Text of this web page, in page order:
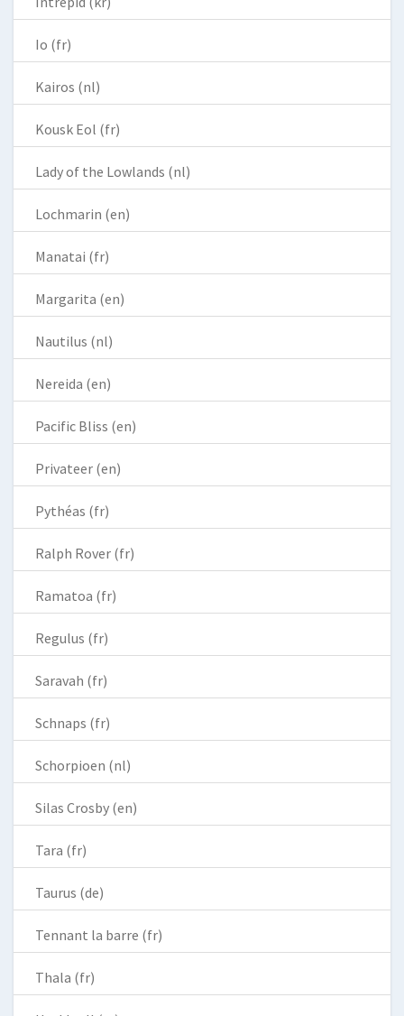
Io (fr)
Kairos (nl)
Kousk Eol (fr)
Lady of the Lowlands (nl)
Lochmarin (en)
Manatai (fr)
Margarita (en)
Nautilus (nl)
Nereida (en)
Pacific Bliss (en)
Privateer (en)
Pythéas (fr)
Ralph Rover (fr)
Ramatoa (fr)
Regulus (fr)
Saravah (fr)
Schnaps (fr)
Schorpioen (nl)
Silas Crosby (en)
Tara (fr)
Taurus (de)
Tennant la barre (fr)
Thala (fr)